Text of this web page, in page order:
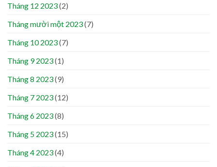
Tháng 12 2023(2)
Tháng mười một 2023(7)
Tháng 10 2023(7)
Tháng 9 2023(1)
Tháng 8 2023(9)
Tháng 7 2023(12)
Tháng 6 2023(8)
Tháng 5 2023(15)
Tháng 4 2023(4)